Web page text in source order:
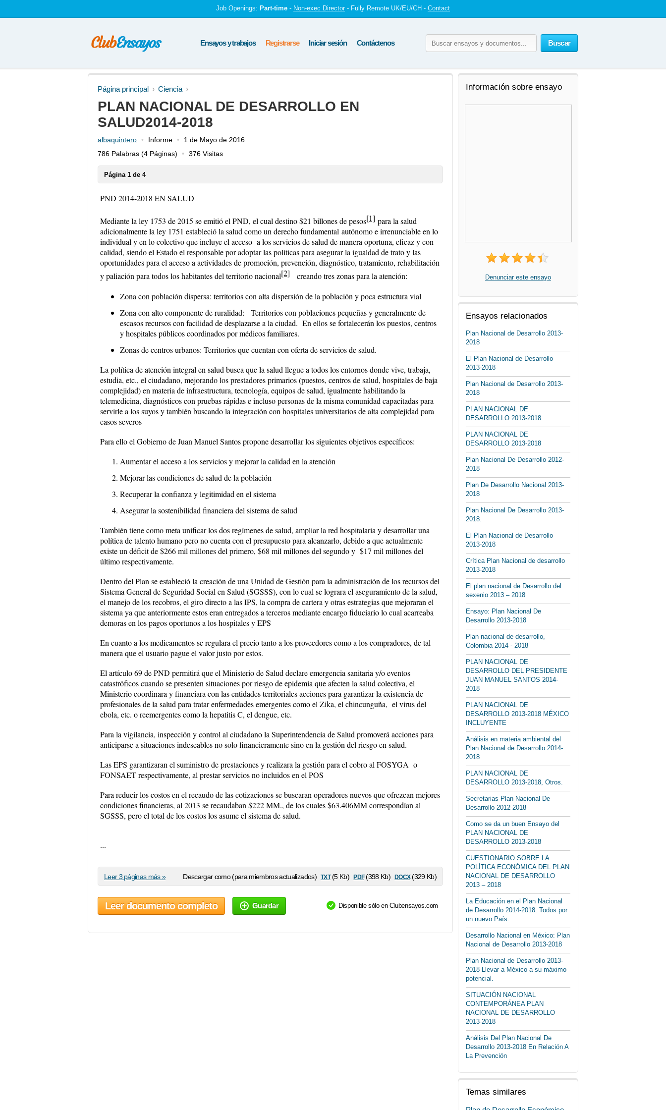
Job Openings: Part-time - Non-exec Director - Fully Remote UK/EU/CH - Contact
Buscar
Ensayos y trabajos Registrarse Iniciar sesión Contáctenos
Página principal Ciencia
PLAN NACIONAL DE DESARROLLO EN
SALUD2014-2018
albaquintero Informe
1 de Mayo de 2016
786 Palabras (4 Páginas) 376 Visitas
Página 1 de 4
PND 2014-2018 EN SALUD
Mediante la ley 1753 de 2015 se emitió el PND, el cual destino $21 billones de pesos[1] para la salud
adicionalmente la ley 1751 estableció la salud como un derecho fundamental autónomo e irrenunciable en lo
individual y en lo colectivo que incluye el acceso a los servicios de salud de manera oportuna, eficaz y con
calidad, siendo el Estado el responsable por adoptar las políticas para asegurar la igualdad de trato y las
oportunidades para el acceso a actividades de promoción, prevención, diagnóstico, tratamiento, rehabilitación
y paliación para todos los habitantes del territorio nacional[2] creando tres zonas para la atención:
Zona con población dispersa: territorios con alta dispersión de la población y poca estructura vial
Zona con alto componente de ruralidad: Territorios con poblaciones pequeñas y generalmente de
escasos recursos con facilidad de desplazarse a la ciudad. En ellos se fortalecerán los puestos, centros
y hospitales públicos coordinados por médicos familiares.
Zonas de centros urbanos: Territorios que cuentan con oferta de servicios de salud.
La política de atención integral en salud busca que la salud llegue a todos los entornos donde vive, trabaja,
estudia, etc., el ciudadano, mejorando los prestadores primarios (puestos, centros de salud, hospitales de baja
complejidad) en materia de infraestructura, tecnología, equipos de salud, igualmente habilitando la
telemedicina, diagnósticos con pruebas rápidas e incluso personas de la misma comunidad capacitadas para
servirle a los suyos y también buscando la integración con hospitales universitarios de alta complejidad para
casos severos
Para ello el Gobierno de Juan Manuel Santos propone desarrollar los siguientes objetivos específicos:
Aumentar el acceso a los servicios y mejorar la calidad en la atención
Mejorar las condiciones de salud de la población
Recuperar la confianza y legitimidad en el sistema
Asegurar la sostenibilidad financiera del sistema de salud
También tiene como meta unificar los dos regímenes de salud, ampliar la red hospitalaria y desarrollar una
política de talento humano pero no cuenta con el presupuesto para alcanzarlo, debido a que actualmente
existe un déficit de $266 mil millones del primero, $68 mil millones del segundo y $17 mil millones del
último respectivamente.
Dentro del Plan se estableció la creación de una Unidad de Gestión para la administración de los recursos del
Sistema General de Seguridad Social en Salud (SGSSS), con lo cual se lograra el aseguramiento de la salud,
el manejo de los recobros, el giro directo a las IPS, la compra de cartera y otras estrategias que mejoraran el
sistema ya que anteriormente estos eran entregados a terceros mediante encargo fiduciario lo cual acarreaba
demoras en los pagos oportunos a los hospitales y EPS
En cuanto a los medicamentos se regulara el precio tanto a los proveedores como a los compradores, de tal
manera que el usuario pague el valor justo por estos.
El artículo 69 de PND permitirá que el Ministerio de Salud declare emergencia sanitaria y/o eventos
catastróficos cuando se presenten situaciones por riesgo de epidemia que afecten la salud colectiva, el
Ministerio coordinara y financiara con las entidades territoriales acciones para garantizar la existencia de
profesionales de la salud para tratar enfermedades emergentes como el Zika, el chincunguña, el virus del
ebola, etc. o reemergentes como la hepatitis C, el dengue, etc.
Para la vigilancia, inspección y control al ciudadano la Superintendencia de Salud promoverá acciones para
anticiparse a situaciones indeseables no solo financieramente sino en la gestión del riesgo en salud.
Las EPS garantizaran el suministro de prestaciones y realizara la gestión para el cobro al FOSYGA o
FONSAET respectivamente, al prestar servicios no incluidos en el POS
Para reducir los costos en el recaudo de las cotizaciones se buscaran operadores nuevos que ofrezcan mejores
condiciones financieras, al 2013 se recaudaban $222 MM., de los cuales $63.406MM correspondían al
SGSSS, pero el total de los costos los asume el sistema de salud.
...
Descargar como (para miembros actualizados) txt(5 Kb) pdf(398 Kb) docx(329 Kb)
Leer 3 páginas más »
Leer documento completo Guardar Disponible sólo en Clubensayos.com
Información sobre ensayo
Denunciar este ensayo
Ensayos relacionados
Plan Nacional de Desarrollo 2013-
2018
El Plan Nacional de Desarrollo
2013-2018
Plan Nacional de Desarrollo 2013-
2018
PLAN NACIONAL DE
DESARROLLO 2013-2018
PLAN NACIONAL DE
DESARROLLO 2013-2018
Plan Nacional De Desarrollo 2012-
2018
Plan De Desarrollo Nacional 2013-
2018
Plan Nacional De Desarrollo 2013-
2018.
El Plan Nacional de Desarrollo
2013-2018
Crítica Plan Nacional de desarrollo
2013-2018
El plan nacional de Desarrollo del
sexenio 2013 – 2018
Ensayo: Plan Nacional De
Desarrollo 2013-2018
Plan nacional de desarrollo,
Colombia 2014 - 2018
PLAN NACIONAL DE
DESARROLLO DEL PRESIDENTE
JUAN MANUEL SANTOS 2014-
2018
PLAN NACIONAL DE
DESARROLLO 2013-2018 MÉXICO
INCLUYENTE
Análisis en materia ambiental del
Plan Nacional de Desarrollo 2014-
2018
PLAN NACIONAL DE
DESARROLLO 2013-2018, Otros.
Secretarias Plan Nacional De
Desarrollo 2012-2018
Como se da un buen Ensayo del
PLAN NACIONAL DE
DESARROLLO 2013-2018
CUESTIONARIO SOBRE LA
POLÍTICA ECONÓMICA DEL PLAN
NACIONAL DE DESARROLLO
2013 – 2018
La Educación en el Plan Nacional
de Desarrollo 2014-2018. Todos por
un nuevo País.
Desarrollo Nacional en México: Plan
Nacional de Desarrollo 2013-2018
Plan Nacional de Desarrollo 2013-
2018 Llevar a México a su máximo
potencial.
SITUACIÓN NACIONAL
CONTEMPORÁNEA PLAN
NACIONAL DE DESARROLLO
2013-2018
Análisis Del Plan Nacional De
Desarrollo 2013-2018 En Relación A
La Prevención
Temas similares